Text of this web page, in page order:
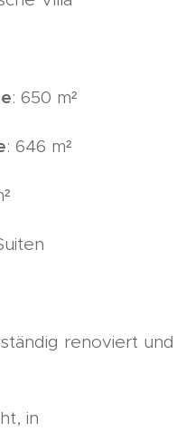
: 650 m²
: 646 m²
renoviert und
in